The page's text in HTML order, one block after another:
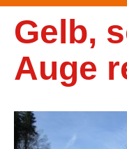
Gelb,
Auge